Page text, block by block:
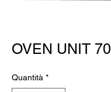
OVEN UNIT 70
Quantità *